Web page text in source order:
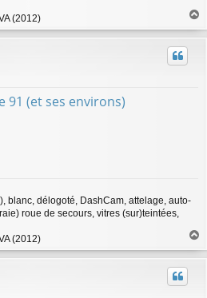
(2012)
a
u
91 (et ses environs)
blanc, délogoté, DashCam, attelage, auto-
roue de secours, vitres (sur)teintées,
(2012)
a
u